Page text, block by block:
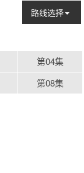
路线选择
第04集
第08集